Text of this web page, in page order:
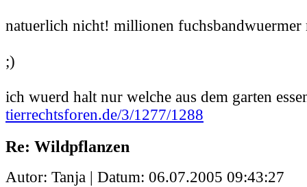
natuerlich nicht! millionen fuchsbandwuermer
;)
ich wuerd halt nur welche aus dem garten
tierrechtsforen.de/3/1277/1288
Re: Wildpflanzen
Autor: Tanja | Datum: 06.07.2005 09:43:27